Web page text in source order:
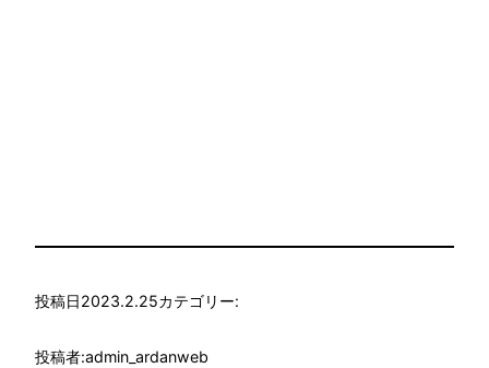
投稿日2023.2.25カテゴリー:
投稿者:admin_ardanweb